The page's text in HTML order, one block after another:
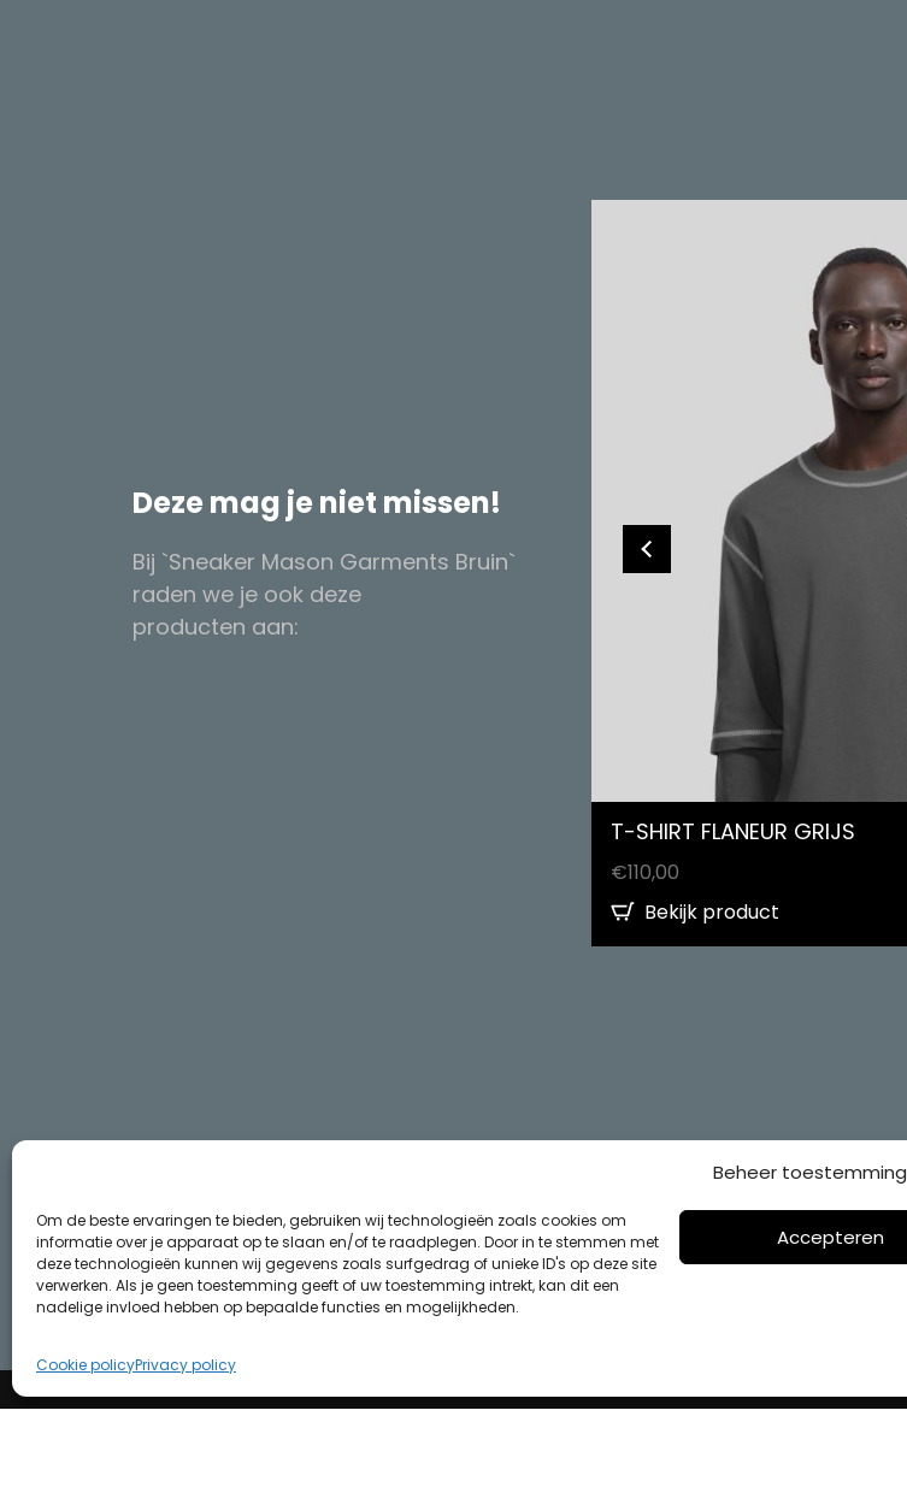
Beheer toestemming
Om de beste ervaringen te bieden, gebruiken wij technologieën zoals cookies om
informatie over je apparaat op te slaan en/of te raadplegen. Door in te stemmen met
deze technologieën kunnen wij gegevens zoals surfgedrag of unieke ID's op deze site
verwerken. Als je geen toestemming geeft of uw toestemming intrekt, kan dit een
nadelige invloed hebben op bepaalde functies en mogelijkheden.
Accepteren
Cookie policyPrivacy policy
Deze mag je niet missen!
Bij `Sneaker Mason Garments Bruin`
raden we je ook deze
producten aan:
T-SHIRT FLANEUR GRIJS
€110,00
Bekijk product